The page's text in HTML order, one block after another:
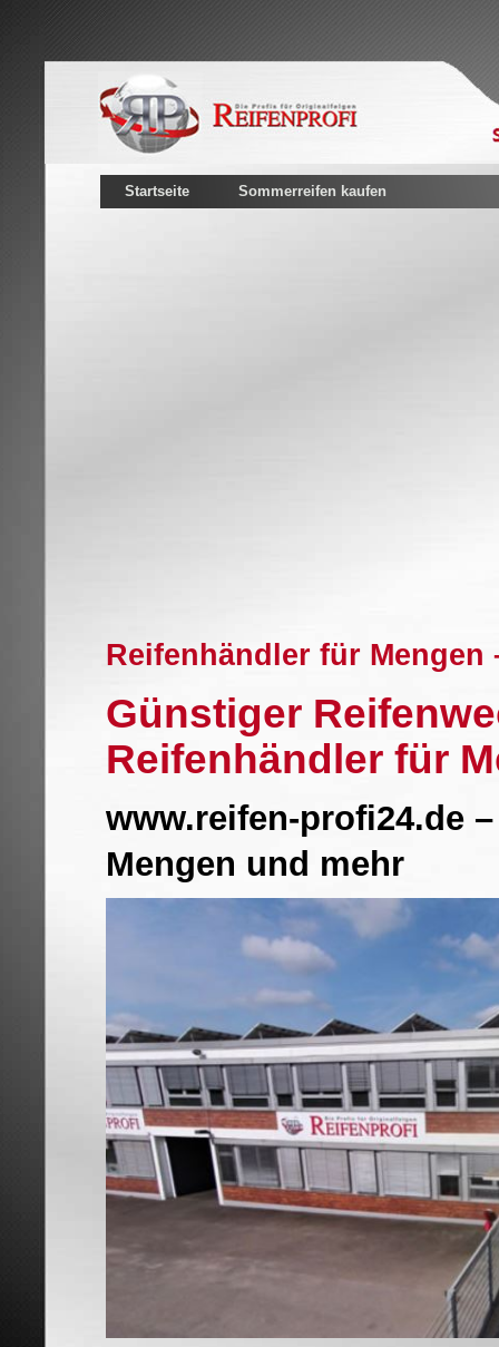
Startseite Sommerreifen kaufen
Reifenhändler für
Günstiger
Reifenhändler für
www.reifen-profi24.de
Mengen und mehr